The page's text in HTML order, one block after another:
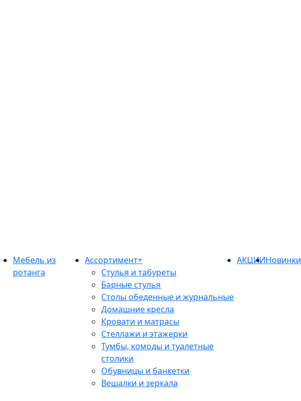
Мебель из
ротанга
Ассортимент+
Стулья и табуреты
Барные стулья
Столы обеденные и журнальные
Домашние кресла
Кровати и матрасы
Стеллажи и этажерки
Тумбы, комоды и туалетные
столики
Обувницы и банкетки
Вешалки и зеркала
АКЦИИНовинки